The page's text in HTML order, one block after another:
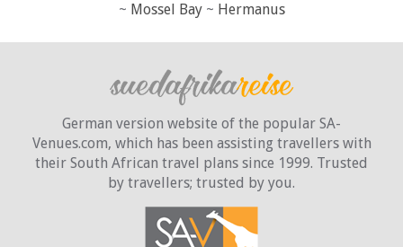
~ Mossel Bay~ Hermanus
German version website of the popular SA-
Venues.com, which has been assisting travellers with
their South African travel plans since 1999. Trusted
by travellers; trusted by you.